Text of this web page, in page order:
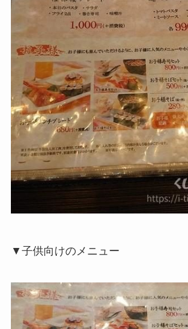
▼子供向けのメニュー